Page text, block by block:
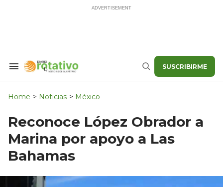
Search
Navigation
Buscar SUSCRIBIRME
Home > Noticias > México
Reconoce López Obrador a
Marina por apoyo a Las
Bahamas